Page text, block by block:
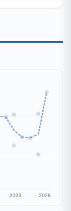
2023 2026